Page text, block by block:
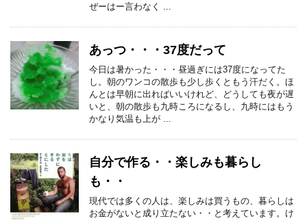
ぜーはー言わなく ...
あっつ・・・37度だって
今日は暑かった・・・昼過ぎには37度になってた
し。朝のワンコの散歩も少し歩くともう汗だく。ほ
んとは早朝に出ればいいけれど、どうしても夜が遅
いと、朝の散歩も九時ころになるし、九時にはもう
かなり気温も上が ...
自分で作る・・楽しみも暮らし
も・・
現代では多くの人は、楽しみは買うもの、暮らしは
お金がないと成り立たない・・と考えています。け